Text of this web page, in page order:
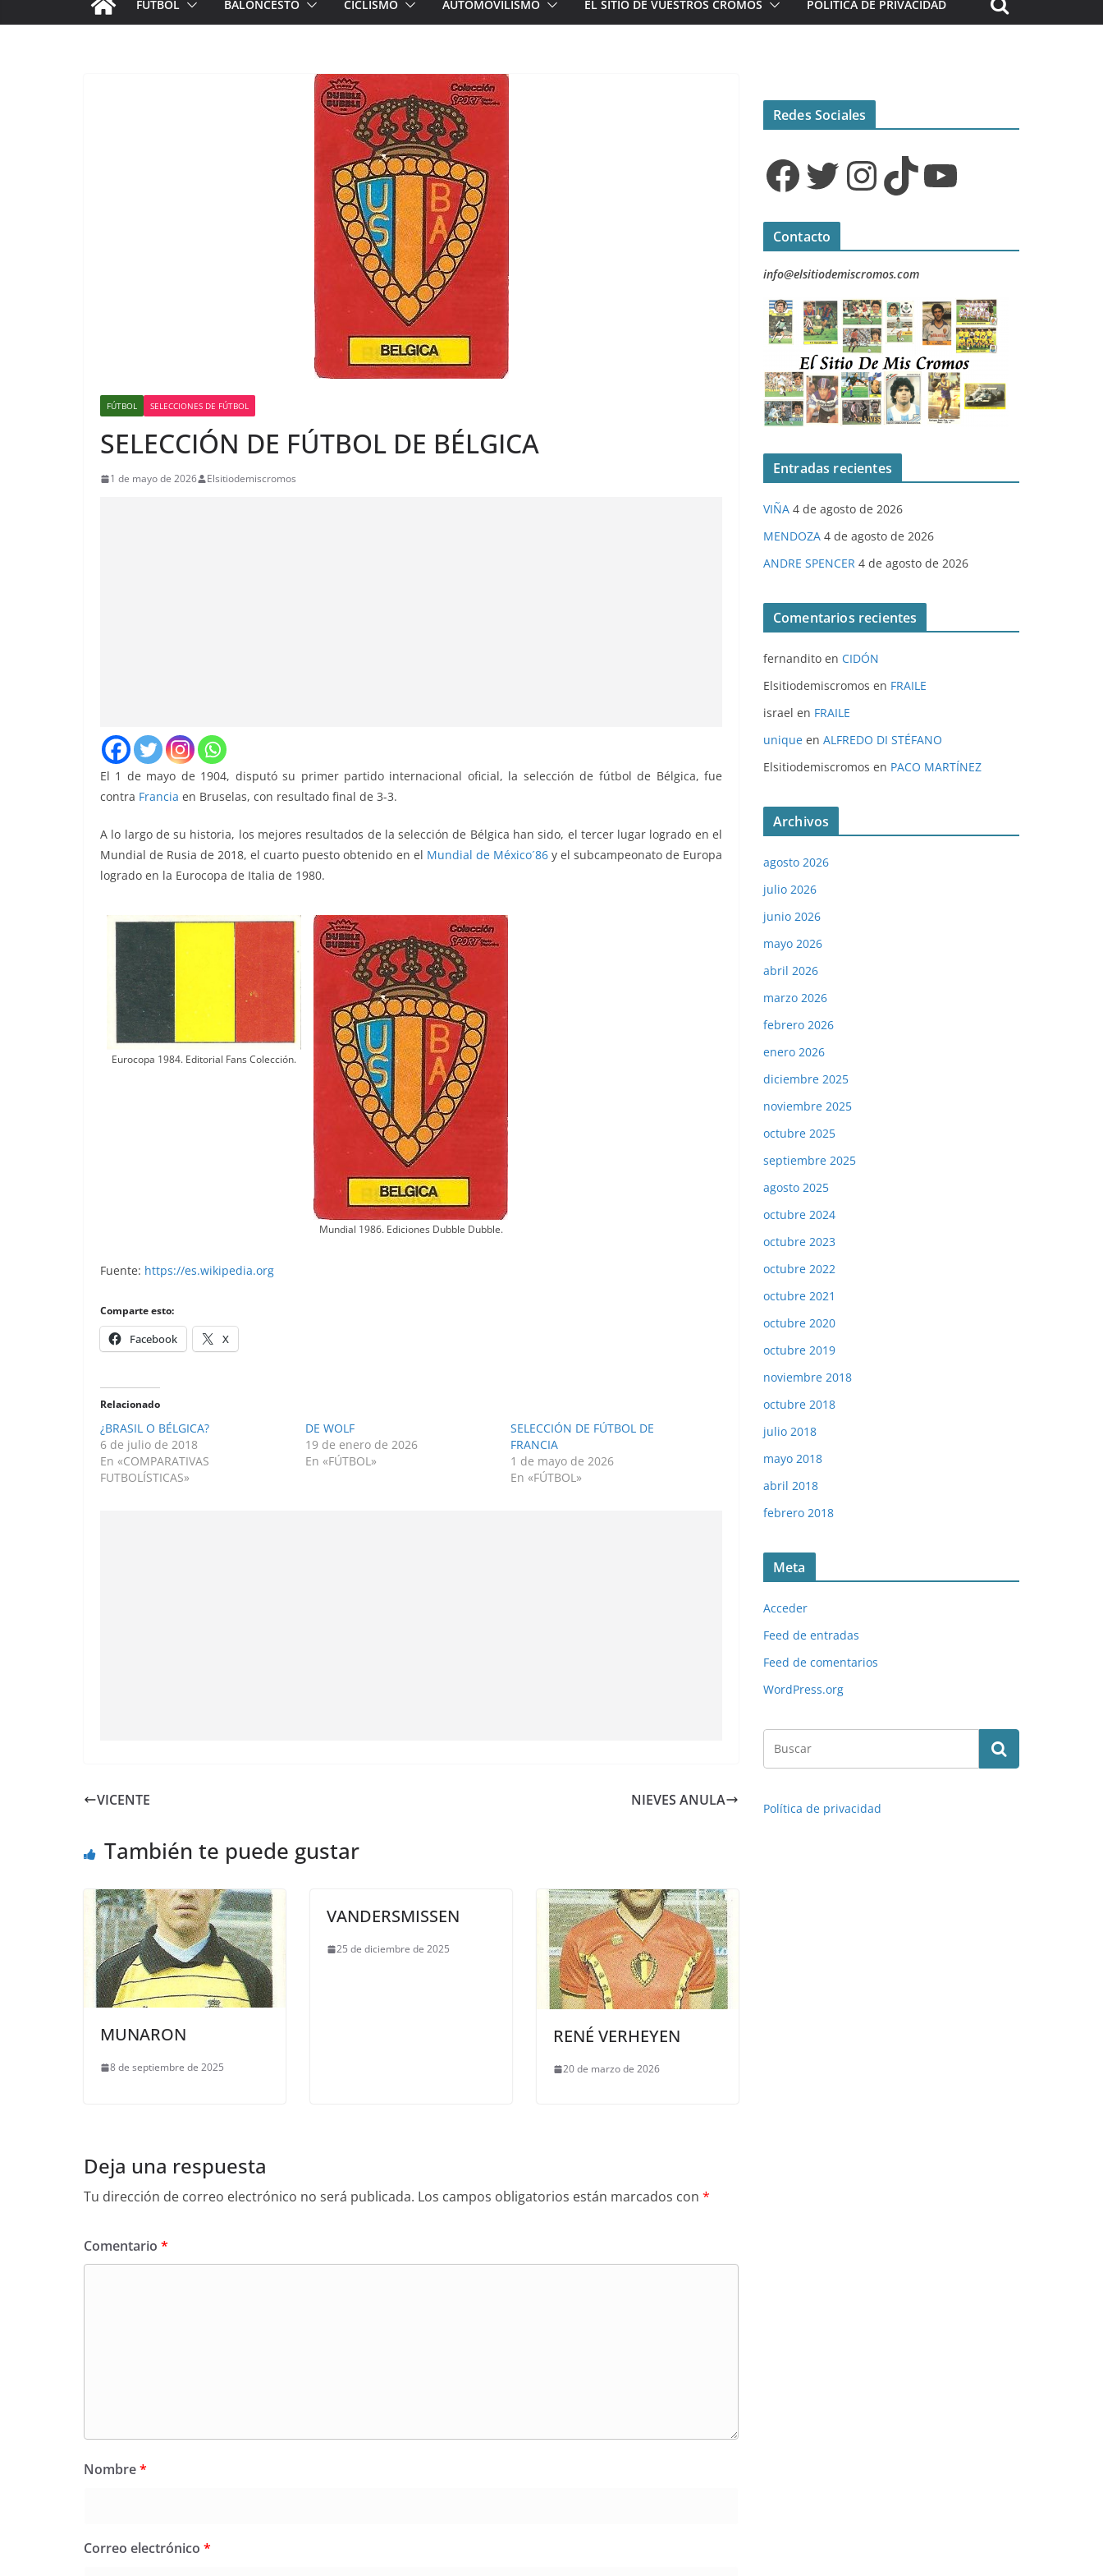
FÚTBOL BALONCESTO CICLISMO AUTOMOVILISMO EL SITIO DE VUESTROS CROMOS POLÍTICA DE PRIVACIDAD
FÚTBOL SELECCIONES DE FÚTBOL
SELECCIÓN DE FÚTBOL DE BÉLGICA
1 de mayo de 2026 Elsitiodemiscromos
El 1 de mayo de 1904, disputó su primer partido internacional oficial, la selección de fútbol de Bélgica, fue
contra Francia en Bruselas, con resultado final de 3-3.
A lo largo de su historia, los mejores resultados de la selección de Bélgica han sido, el tercer lugar logrado en el
Mundial de Rusia de 2018, el cuarto puesto obtenido en el Mundial de México´86y el subcampeonato de Europa
logrado en la Eurocopa de Italia de 1980.
Eurocopa 1984. Editorial Fans Colección.
Mundial 1986. Ediciones Dubble Dubble.
Fuente: https://es.wikipedia.org
Comparte esto:
Facebook X
Relacionado
¿BRASIL O BÉLGICA?
6 de julio de 2018
En «COMPARATIVAS
FUTBOLÍSTICAS»
DE WOLF
19 de enero de 2026
En «FÚTBOL»
SELECCIÓN DE FÚTBOL DE
FRANCIA
1 de mayo de 2026
En «FÚTBOL»
VICENTE NIEVES ANULA
También te puede gustar
MUNARON
8 de septiembre de 2025
VANDERSMISSEN
25 de diciembre de 2025
RENÉ VERHEYEN
20 de marzo de 2026
Deja una respuesta
Tu dirección de correo electrónico no será publicada. Los campos obligatorios están marcados con *
Comentario *
Nombre*
Correo electrónico *
Redes Sociales
Facebook Twitter InstagramTikTok YouTube
Contacto
info@elsitiodemiscromos.com
Entradas recientes
VIÑA 4 de agosto de 2026
MENDOZA 4 de agosto de 2026
ANDRE SPENCER 4 de agosto de 2026
Comentarios recientes
fernandito en CIDÓN
Elsitiodemiscromos en FRAILE
israel en FRAILE
unique en ALFREDO DI STÉFANO
Elsitiodemiscromos en PACO MARTÍNEZ
Archivos
agosto 2026
julio 2026
junio 2026
mayo 2026
abril 2026
marzo 2026
febrero 2026
enero 2026
diciembre 2025
noviembre 2025
octubre 2025
septiembre 2025
agosto 2025
octubre 2024
octubre 2023
octubre 2022
octubre 2021
octubre 2020
octubre 2019
noviembre 2018
octubre 2018
julio 2018
mayo 2018
abril 2018
febrero 2018
Meta
Acceder
Feed de entradas
Feed de comentarios
WordPress.org
Política de privacidad